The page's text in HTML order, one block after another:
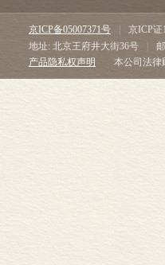
京ICP备05007371号 京ICP证
地址: 北京王府井大街36号
产品隐私权声明
本公司法律